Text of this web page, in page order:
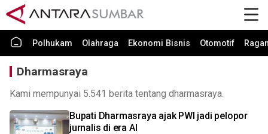
Polhukam Olahraga Ekonomi Bisnis Otomotif
Dharmasraya
Kami mempunyai 5.541 berita tentang dharmasraya.
Bupati Dharmasraya ajak PWI jadi pelopor
jurnalis di era AI